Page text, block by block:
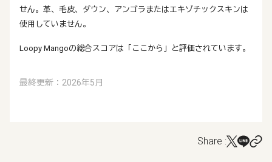
せん。革、毛皮、ダウン、アンゴラまたはエキゾチックスキンは
使用していません。
Loopy Mangoの総合スコアは「ここから」と評価されています。
最終更新：2026年5月
Share :